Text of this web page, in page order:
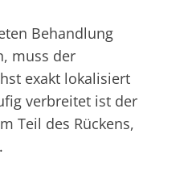
Behandlung
muss der
exakt lokalisiert
verbreitet ist der
Teil des Rückens,